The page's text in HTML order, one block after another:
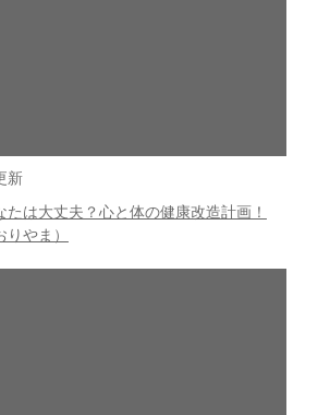
新
たは大丈夫？心と体の健康改造計画！
りやま）